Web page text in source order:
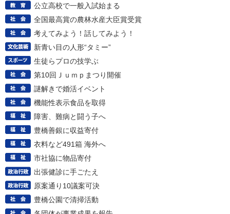
公立高校で一般入試始まる
全国最高賞の農林水産大臣賞受賞
考えてみよう！話してみよう！
新青い目の人形“タミー”
生徒らプロの技学ぶ
第10回Ｊｕｍｐまつり開催
謎解きで婚活イベント
機能性表示食品を取得
障害、難病と闘う子へ
豊橋善銀に収益寄付
衣料など491箱 海外へ
市社協に物品寄付
出張健診に手ごたえ
原案通り10議案可決
豊橋公園で清掃活動